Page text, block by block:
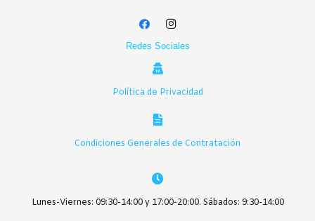
opciones
se
en
de
Redes Sociales
Política de Privacidad
Condiciones Generales de Contratación
Lunes-Viernes: 09:30-14:00 y 17:00-20:00. Sábados: 9:30-14:00